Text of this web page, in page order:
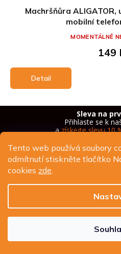
Tento web používá soubory
odmítnutí stiskněte tlačítko
cookies zde.
Machršňůra
mobilní
149
Detail
MOMENTÁLNĚ
Sleva na
Přihlaste se k
azískejte slevu 10
Ochrana